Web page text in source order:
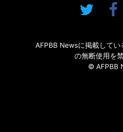
AFPBB Newsに掲載して
の無断使用を
© AFPBB